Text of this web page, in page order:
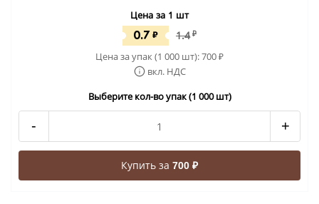
Цена за 1 шт
0.7₽ 1.4 ₽
Цена за упак (1 000 шт):700₽
вкл. НДС
Выберите кол-во упак (1 000 шт)
- +
Купить за 700 ₽